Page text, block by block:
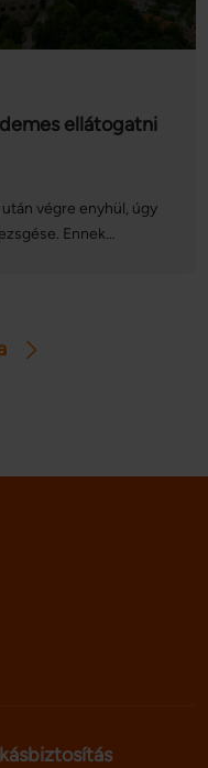
ellátogatni
végre enyhül, úgy
Ennek